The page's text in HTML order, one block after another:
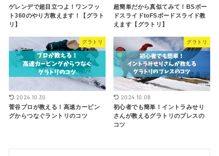
ゲレンデで超目立つよ！ワンフッ
ト360のやり方教えます！【グラト
リ】
超簡単だから真似てみて！BSボー
ドスライドtoFSボードスライド教
えます【グラトリ】
グラトリ
2024.10.30
菅谷プロが教える！高速カービン
グからつなぐラントリのコツ
グラトリ
2024.10.08
初心者でも簡単！イントラみせり
さんが教えるグラトリのプレスの
コツ